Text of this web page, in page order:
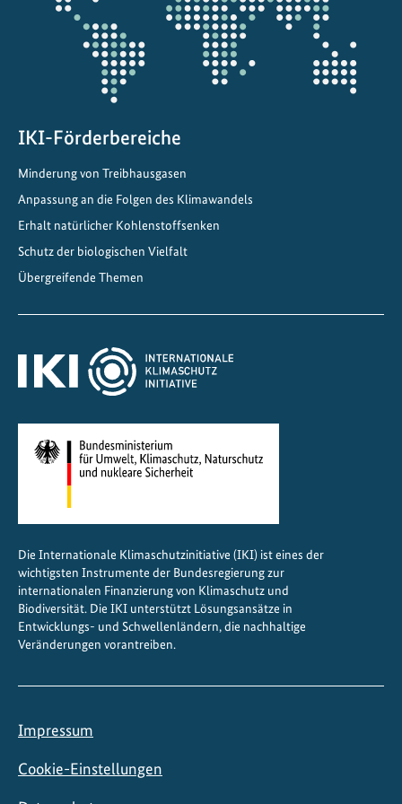
t
w
i
E
l
o
t
e
k
t
e
IKI-Förderbereiche
Minderung von Treibhausgasen
Anpassung an die Folgen des Klimawandels
Erhalt natürlicher Kohlenstoffsenken
Schutz der biologischen Vielfalt
Übergreifende Themen
Die Internationale Klimaschutzinitiative (IKI) ist eines der
wichtigsten Instrumente der Bundesregierung zur
internationalen Finanzierung von Klimaschutz und
Biodiversität. Die IKI unterstützt Lösungsansätze in
Entwicklungs- und Schwellenländern, die nachhaltige
Veränderungen vorantreiben.
Impressum
Cookie-Einstellungen